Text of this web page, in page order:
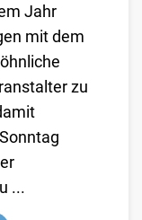
Jahr
mit dem
zu
...